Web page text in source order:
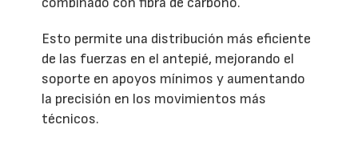
Esto permite una distribución más eficiente
de las fuerzas en el antepié, mejorando el
soporte en apoyos mínimos y aumentando
la precisión en los movimientos más
técnicos.